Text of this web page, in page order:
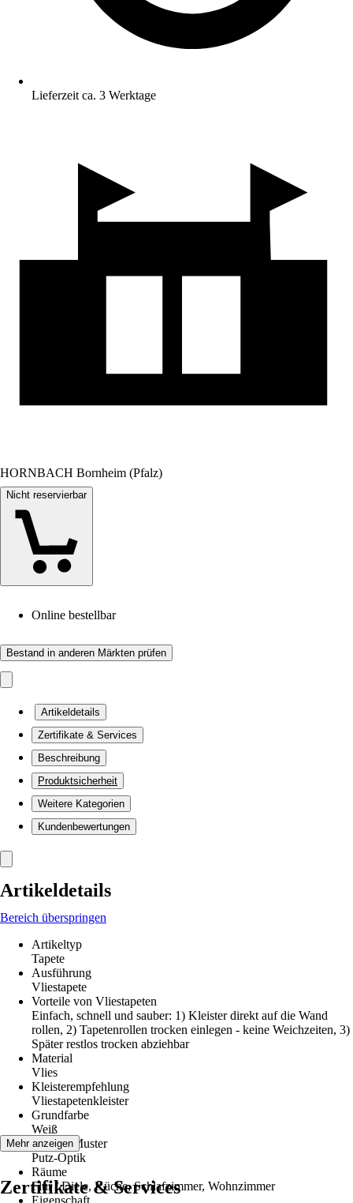
Lieferzeit ca. 3 Werktage
HORNBACH Bornheim (Pfalz)
Nicht reservierbar
Online bestellbar
Bestand in anderen Märkten prüfen
Artikeldetails
Zertifikate & Services
Beschreibung
Produktsicherheit
Weitere Kategorien
Kundenbewertungen
Artikeldetails
Bereich überspringen
Artikeltyp
Tapete
Ausführung
Vliestapete
Vorteile von Vliestapeten
Einfach, schnell und sauber: 1) Kleister direkt auf die Wand
rollen, 2) Tapetenrollen trocken einlegen - keine Weichzeiten, 3)
Später restlos trocken abziehbar
Material
Vlies
Kleisterempfehlung
Vliestapetenkleister
Grundfarbe
Weiß
Dekor / Muster
Putz-Optik
Räume
Flur / Diele, Küche, Schlafzimmer, Wohnzimmer
Eigenschaft
Mehr anzeigen
Zertifikate & Services